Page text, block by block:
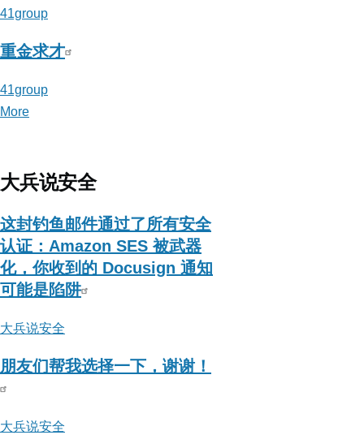
41group
重金求才
41group
More
大兵说安全
这封钓鱼邮件通过了所有安全
认证：Amazon SES 被武器
化，你收到的 Docusign 通知
可能是陷阱
大兵说安全
朋友们帮我选择一下，谢谢！
大兵说安全